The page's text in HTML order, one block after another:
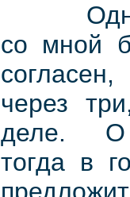
со мной
через
деле. О
тогда в